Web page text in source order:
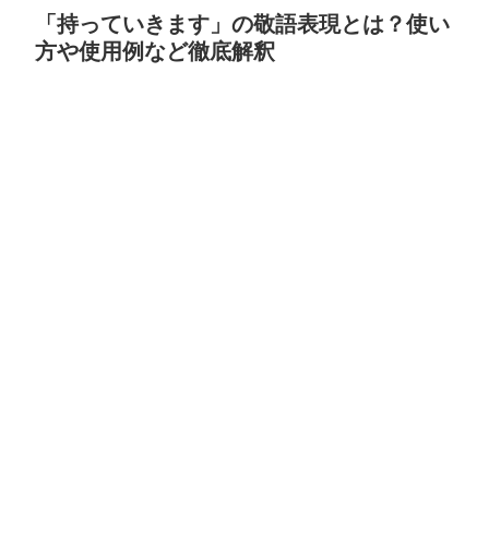
「持っていきます」の敬語表現とは？使い
方や使用例など徹底解釈